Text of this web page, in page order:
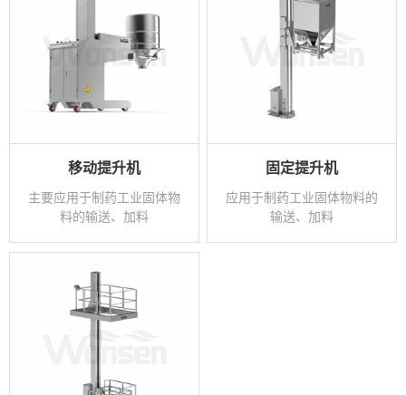
移动提升机
主要应用于制药工业固体物
料的输送、加料
固定提升机
应用于制药工业固体物料的
输送、加料